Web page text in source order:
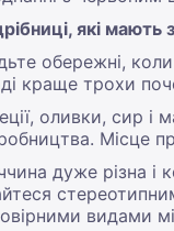
які мають
обережні,
краще трохи
оливки, сир і
Місце
дуже різна і
видами